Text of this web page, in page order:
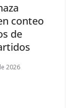
conteo
de
2026